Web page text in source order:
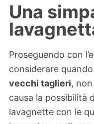
Una
Proseguendo con
considerare
vecchi taglieri,
causa la possibilità
lavagnette con le